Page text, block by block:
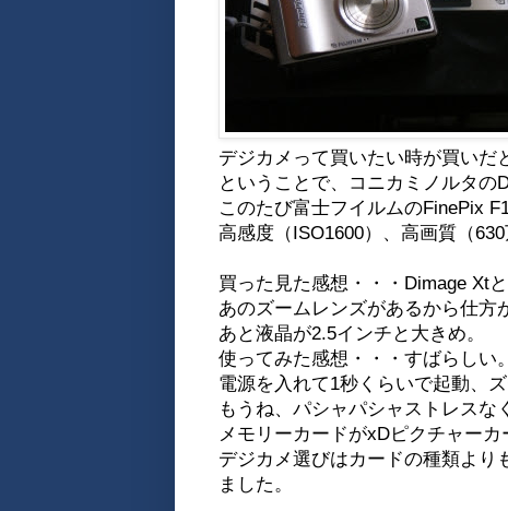
デジカメって買いたい時が買いだ
ということで、コニカミノルタの
このたび富士フイルムのFinePix
高感度（ISO1600）、高画質（
買った見た感想・・・Dimage Xt
あのズームレンズがあるから仕方
あと液晶が2.5インチと大きめ。
使ってみた感想・・・すばらしい。
電源を入れて1秒くらいで起動、
もうね、パシャパシャストレスな
メモリーカードがxDピクチャーカ
デジカメ選びはカードの種類より
ました。